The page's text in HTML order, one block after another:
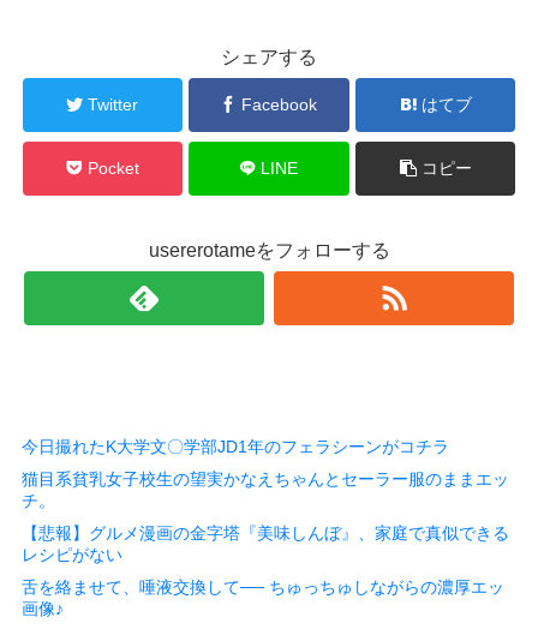
シェアする
Twitter Facebook はてブ
Pocket LINE コピー
usererotameをフォローする
今日撮れたK大学文〇学部JD1年のフェラシーンがコチラ
猫目系貧乳女子校生の望実かなえちゃんとセーラー服のままエッ
チ。
【悲報】グルメ漫画の金字塔『美味しんぼ』、家庭で真似できる
レシピがない
舌を絡ませて、唾液交換して── ちゅっちゅしながらの濃厚エッ
画像♪